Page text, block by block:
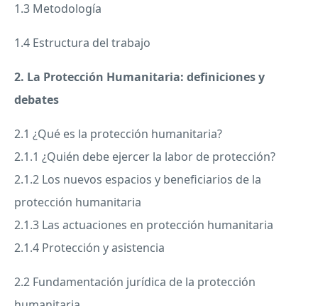
1.3 Metodología
1.4 Estructura del trabajo
2. La Protección Humanitaria: definiciones y
debates
2.1 ¿Qué es la protección humanitaria?
2.1.1 ¿Quién debe ejercer la labor de protección?
2.1.2 Los nuevos espacios y beneficiarios de la
protección humanitaria
2.1.3 Las actuaciones en protección humanitaria
2.1.4 Protección y asistencia
2.2 Fundamentación jurídica de la protección